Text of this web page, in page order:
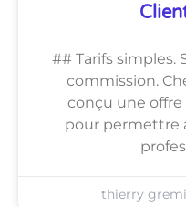
## Tarifs simples.
commission.
conçu une
pour permettre
thierry